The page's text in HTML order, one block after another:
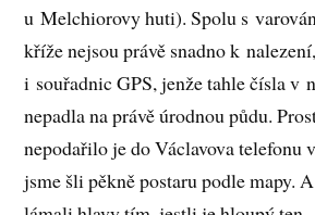
u Melchiorovy huti). Spolu s
kříže nejsou právě snadno k
i souřadnic GPS, jenže tahle čísla v
nepadla na právě úrodnou půdu.
nepodařilo je do Václavova telefonu
jsme šli pěkně postaru podle mapy.